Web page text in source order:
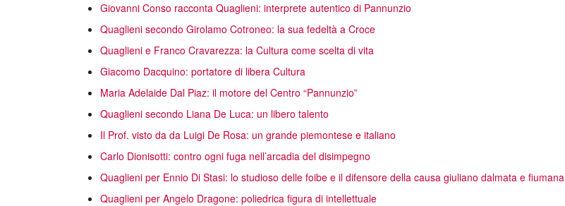
Giovanni Conso racconta Quaglieni: interprete autentico di Pannunzio
Quaglieni secondo Girolamo Cotroneo: la sua fedeltà a Croce
Quaglieni e Franco Cravarezza: la Cultura come scelta di vita
Giacomo Dacquino: portatore di libera Cultura
Maria Adelaide Dal Piaz: il motore del Centro “Pannunzio”
Quaglieni secondo Liana De Luca: un libero talento
Il Prof. visto da da Luigi De Rosa: un grande piemontese e italiano
Carlo Dionisotti: contro ogni fuga nell’arcadia del disimpegno
Quaglieni per Ennio Di Stasi: lo studioso delle foibe e il difensore della causa giuliano dalmata e fiumana
Quaglieni per Angelo Dragone: poliedrica figura di intellettuale